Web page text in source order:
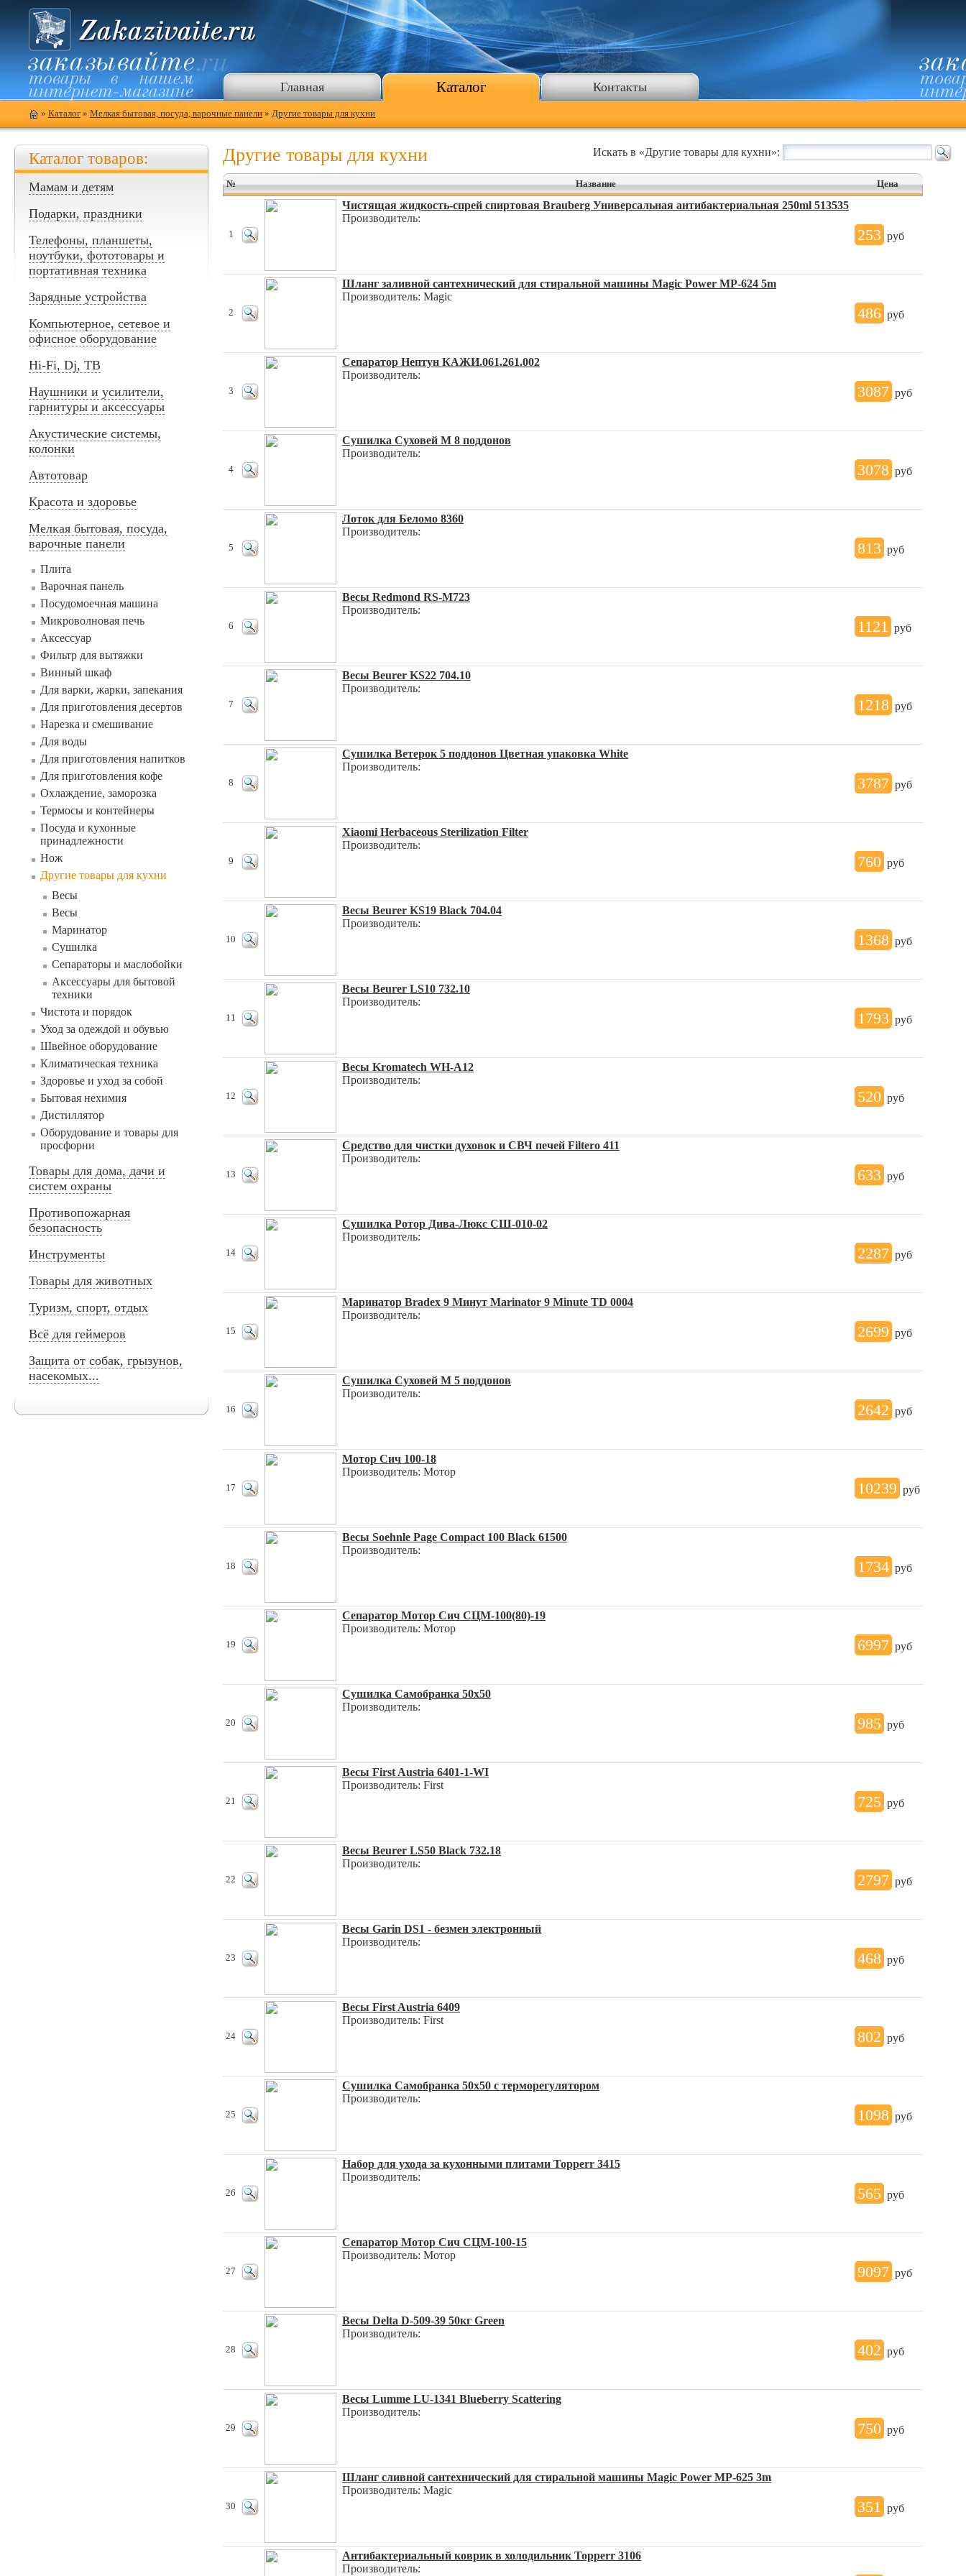
Главная Каталог Контакты
» Каталог » Мелкая бытовая, посуда, варочные панели » Другие товары для кухни
Каталог товаров:
Мамам и детям
Подарки, праздники
Телефоны, планшеты,
ноутбуки, фототовары и
портативная техника
Зарядные устройства
Компьютерное, сетевое и
офисное оборудование
Hi-Fi, Dj, ТВ
Наушники и усилители,
гарнитуры и аксессуары
Акустические системы,
колонки
Автотовар
Красота и здоровье
Мелкая бытовая, посуда,
варочные панели
Плита
Варочная панель
Посудомоечная машина
Микроволновая печь
Аксессуар
Фильтр для вытяжки
Винный шкаф
Для варки, жарки, запекания
Для приготовления десертов
Нарезка и смешивание
Для воды
Для приготовления напитков
Для приготовления кофе
Охлаждение, заморозка
Термосы и контейнеры
Посуда и кухонные
принадлежности
Нож
Другие товары для кухни
Весы
Весы
Маринатор
Сушилка
Сепараторы и маслобойки
Аксессуары для бытовой
техники
Чистота и порядок
Уход за одеждой и обувью
Швейное оборудование
Климатическая техника
Здоровье и уход за собой
Бытовая нехимия
Дистиллятор
Оборудование и товары для
просфорни
Товары для дома, дачи и
систем охраны
Противопожарная
безопасность
Инструменты
Товары для животных
Туризм, спорт, отдых
Всё для геймеров
Защита от собак, грызунов,
насекомых...
Искать в «Другие товары для кухни»:
Другие товары для кухни
№ Название Цена
1
Чистящая жидкость-спрей спиртовая Brauberg Универсальная антибактериальная 250ml 513535
Производитель:
253 руб
2
Шланг заливной сантехнический для стиральной машины Magic Power MP-624 5m
Производитель: Magic
486 руб
3
Сепаратор Нептун КАЖИ.061.261.002
Производитель:
3087 руб
4
Сушилка Суховей М 8 поддонов
Производитель:
3078 руб
5
Лоток для Беломо 8360
Производитель:
813 руб
6
Весы Redmond RS-M723
Производитель:
1121 руб
7
Весы Beurer KS22 704.10
Производитель:
1218 руб
8
Сушилка Ветерок 5 поддонов Цветная упаковка White
Производитель:
3787 руб
9
Xiaomi Herbaceous Sterilization Filter
Производитель:
760 руб
10
Весы Beurer KS19 Black 704.04
Производитель:
1368 руб
11
Весы Beurer LS10 732.10
Производитель:
1793 руб
12
Весы Kromatech WH-A12
Производитель:
520 руб
13
Средство для чистки духовок и СВЧ печей Filtero 411
Производитель:
633 руб
14
Сушилка Ротор Дива-Люкс СШ-010-02
Производитель:
2287 руб
15
Маринатор Bradex 9 Минут Marinator 9 Minute TD 0004
Производитель:
2699 руб
16
Сушилка Суховей М 5 поддонов
Производитель:
2642 руб
17
Мотор Сич 100-18
Производитель: Мотор
10239 руб
18
Весы Soehnle Page Compact 100 Black 61500
Производитель:
1734 руб
19
Сепаратор Мотор Сич СЦМ-100(80)-19
Производитель: Мотор
6997 руб
20
Сушилка Самобранка 50x50
Производитель:
985 руб
21
Весы First Austria 6401-1-WI
Производитель: First
725 руб
22
Весы Beurer LS50 Black 732.18
Производитель:
2797 руб
23
Весы Garin DS1 - безмен электронный
Производитель:
468 руб
24
Весы First Austria 6409
Производитель: First
802 руб
25
Сушилка Самобранка 50x50 с терморегулятором
Производитель:
1098 руб
26
Набор для ухода за кухонными плитами Topperr 3415
Производитель:
565 руб
27
Сепаратор Мотор Сич СЦМ-100-15
Производитель: Мотор
9097 руб
28
Весы Delta D-509-39 50кг Green
Производитель:
402 руб
29
Весы Lumme LU-1341 Blueberry Scattering
Производитель:
750 руб
30
Шланг сливной сантехнический для стиральной машины Magic Power MP-625 3m
Производитель: Magic
351 руб
Антибактериальный коврик в холодильник Topperr 3106
Производитель: